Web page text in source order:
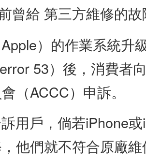
曾給 第三方維修的故
）的作業系統升
53）後，消費者
（ACCC）申訴。
用戶，倘若iPhone
他們就不符合原廠